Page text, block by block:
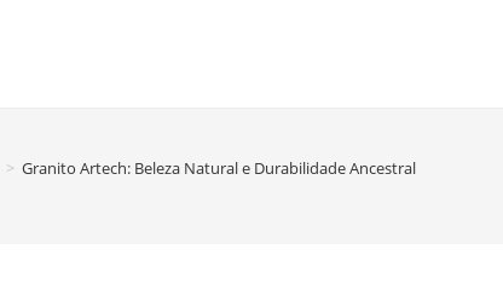
> Granito Artech: Beleza Natural e Durabilidade Ancestral